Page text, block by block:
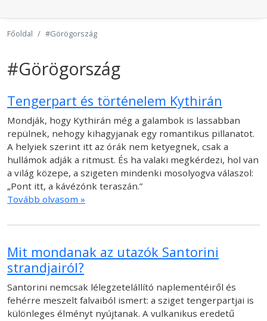
Főoldal #Görögország
#Görögország
Tengerpart és történelem Kythirán
Mondják, hogy Kythirán még a galambok is lassabban
repülnek, nehogy kihagyjanak egy romantikus pillanatot.
A helyiek szerint itt az órák nem ketyegnek, csak a
hullámok adják a ritmust. És ha valaki megkérdezi, hol van
a világ közepe, a szigeten mindenki mosolyogva válaszol:
„Pont itt, a kávézónk teraszán.”
Tovább olvasom »
Mit mondanak az utazók Santorini
strandjairól?
Santorini nemcsak lélegzetelállító naplementéiről és
fehérre meszelt falvaiból ismert: a sziget tengerpartjai is
különleges élményt nyújtanak. A vulkanikus eredetű